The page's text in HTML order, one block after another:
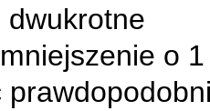
dwukrotne
o